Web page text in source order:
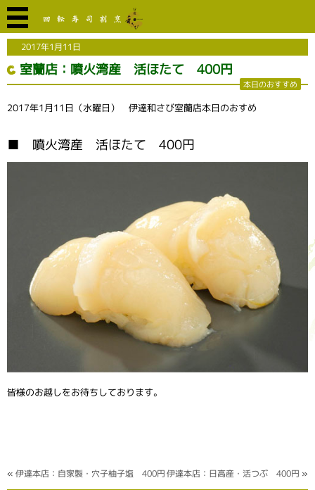
2017年1月11日
室蘭店：噴火湾産 活ほたて 400円
本日のおすすめ
2017年1月11日（水曜日） 伊達和さび室蘭店本日のおすめ
■ 噴火湾産 活ほたて 400円
皆様のお越しをお待ちしております。
« 伊達本店：自家製・穴子柚子塩 400円伊達本店：日高産・活つぶ 400円 »